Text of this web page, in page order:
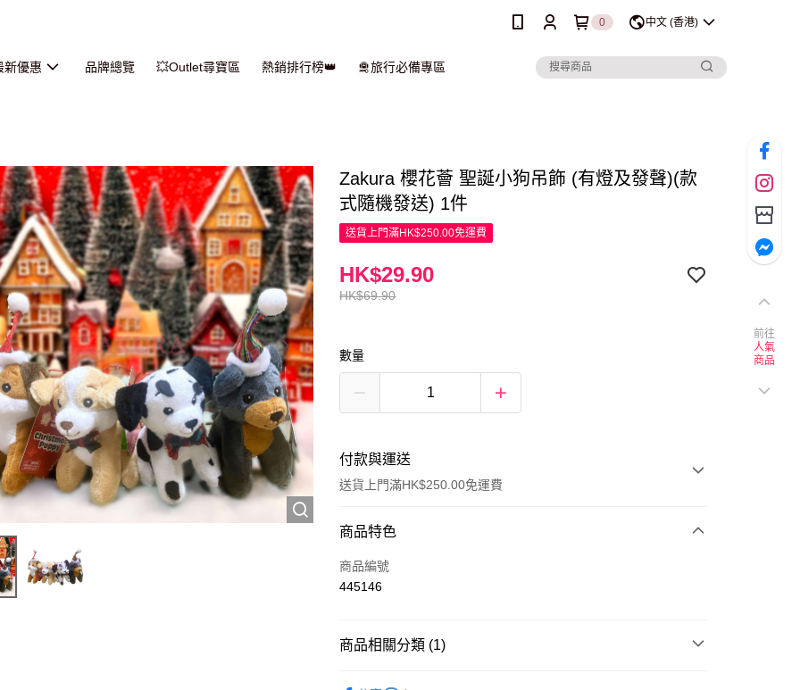
0 中文 (香港)
新優惠 品牌總覽 💥Outlet尋寶區 熱銷排行榜👑 🛅旅行必備專區
Zakura 櫻花薈 聖誕小狗吊飾 (有燈及發聲)(款
式隨機發送) 1件
送貨上門滿HK$250.00免運費
HK$69.90
HK$29.90
數量
付款與運送
送貨上門滿HK$250.00免運費
付款方式
信用卡
商品特色
商品編號
445146
商品相關分類 (1)
前往
人氣
商品